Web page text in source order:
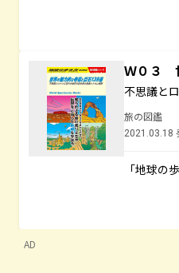
Ｗ０３
不思議と
旅の図鑑
2021.03.18
「地球の
AD